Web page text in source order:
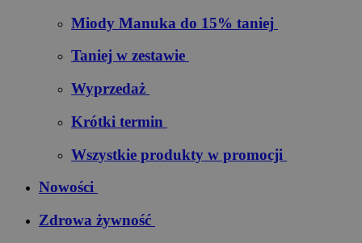
Miody Manuka do 15% taniej
Taniej w zestawie
Wyprzedaż
Krótki termin
Wszystkie produkty w promocji
Nowości
Zdrowa żywność